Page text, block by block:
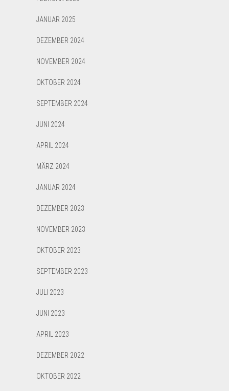
JANUAR 2025
DEZEMBER 2024
NOVEMBER 2024
OKTOBER 2024
SEPTEMBER 2024
JUNI 2024
APRIL 2024
MÄRZ 2024
JANUAR 2024
DEZEMBER 2023
NOVEMBER 2023
OKTOBER 2023
SEPTEMBER 2023
JULI 2023
JUNI 2023
APRIL 2023
DEZEMBER 2022
OKTOBER 2022